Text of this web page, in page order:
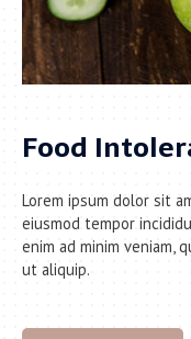
Food
Lorem ipsum dolor sit
eiusmod tempor
enim ad minim veniam,
ut aliquip.